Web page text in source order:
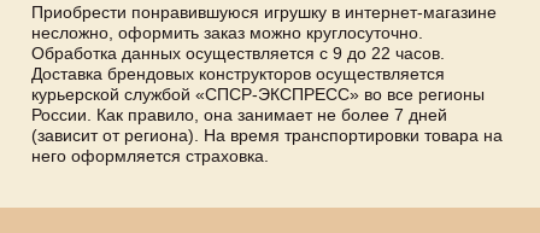
Приобрести понравившуюся игрушку в интернет-магазине
несложно, оформить заказ можно круглосуточно.
Обработка данных осуществляется с 9 до 22 часов.
Доставка брендовых конструкторов осуществляется
курьерской службой «СПСР-ЭКСПРЕСС» во все регионы
России. Как правило, она занимает не более 7 дней
(зависит от региона). На время транспортировки товара на
него оформляется страховка.